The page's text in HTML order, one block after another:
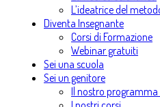
L’ideatrice del
Diventa Insegnante
Corsi di Formazione
Webinar gratuiti
Sei una scuola
Sei un genitore
Il nostro